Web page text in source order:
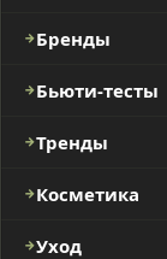
Бренды
Бьюти-тесты
Тренды
Косметика
Уход